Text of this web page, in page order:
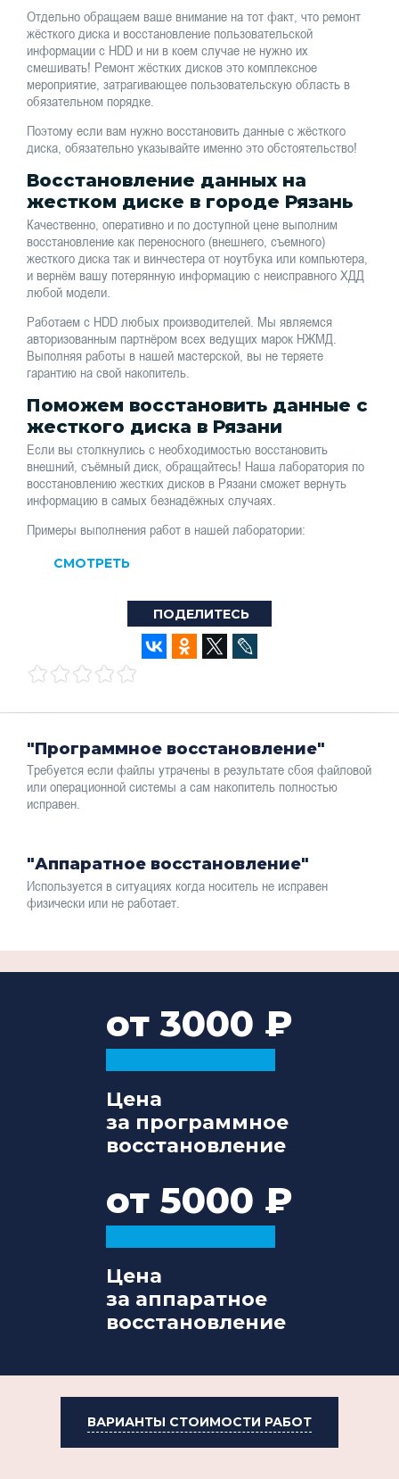
Отдельно обращаем ваше внимание на тот факт, что ремонт
жёсткого диска и восстановление пользовательской
информации с HDD и ни в коем случае не нужно их
смешивать! Ремонт жёстких дисков это комплексное
мероприятие, затрагивающее пользовательскую область в
обязательном порядке.
Поэтому если вам нужно восстановить данные с жёсткого
диска, обязательно указывайте именно это обстоятельство!
Восстановление данных на
жестком диске в городе Рязань
Качественно, оперативно и по доступной цене выполним
восстановление как переносного (внешнего, съемного)
жесткого диска так и винчестера от ноутбука или компьютера,
и вернём вашу потерянную информацию с неисправного ХДД
любой модели.
Работаем с HDD любых производителей. Мы являемся
авторизованным партнёром всех ведущих марок НЖМД.
Выполняя работы в нашей мастерской, вы не теряете
гарантию на свой накопитель.
Поможем восстановить данные с
жесткого диска в Рязани
Если вы столкнулись с необходимостью восстановить
внешний, съёмный диск, обращайтесь! Наша лаборатория по
восстановлению жестких дисков в Рязани сможет вернуть
информацию в самых безнадёжных случаях.
Примеры выполнения работ в нашей лаборатории:
СМОТРЕТЬ
ПОДЕЛИТЕСЬ
"Программное восстановление"
Требуется если файлы утрачены в результате сбоя файловой
или операционной системы а сам накопитель полностью
исправен.
"Аппаратное восстановление"
Используется в ситуациях когда носитель не исправен
физически или не работает.
от 3000
Цена
за программное
восстановление
от 5000
Цена
за аппаратное
восстановление
ВАРИАНТЫ СТОИМОСТИ РАБОТ